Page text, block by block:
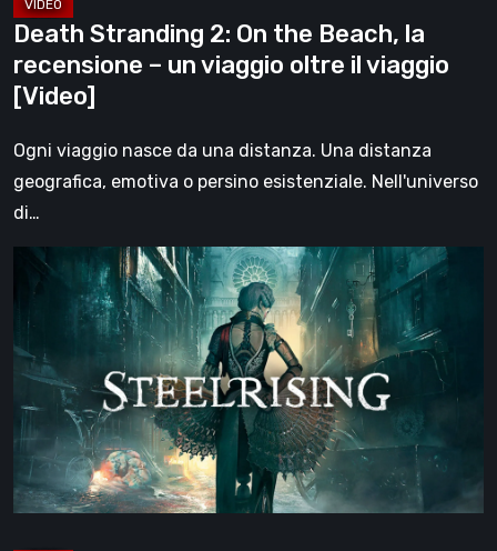
viaggio
oltre
il
viaggio
Death Stranding 2: On the Beach, la
recensione – un viaggio oltre il viaggio
[Video]
Ogni viaggio nasce da una distanza. Una distanza
geografica, emotiva o persino esistenziale. Nell'universo
di…
Steelrising,
recensione:
rivoluzione
sotto
ingranaggi
[Video]